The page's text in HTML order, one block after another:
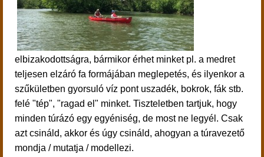
elbizakodottságra, bármikor érhet minket pl. a medret
teljesen elzáró fa formájában meglepetés, és ilyenkor a
szűkületben gyorsuló víz pont uszadék, bokrok, fák stb.
felé "tép", "ragad el" minket. Tiszteletben tartjuk, hogy
minden túrázó egy egyéniség, de most ne legyél. Csak
azt csináld, akkor és úgy csináld, ahogyan a túravezető
mondja / mutatja / modellezi.